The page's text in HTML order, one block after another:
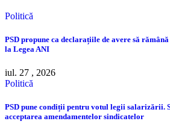
Politică
PSD propune ca declarațiile de avere să
la Legea ANI
iul. 27 , 2026
Politică
PSD pune condiții pentru votul legii salarizării.
acceptarea amendamentelor sindicatelor